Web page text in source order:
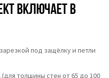
включает в
под защёлку и петли
(для толщины стен от 65 до 100